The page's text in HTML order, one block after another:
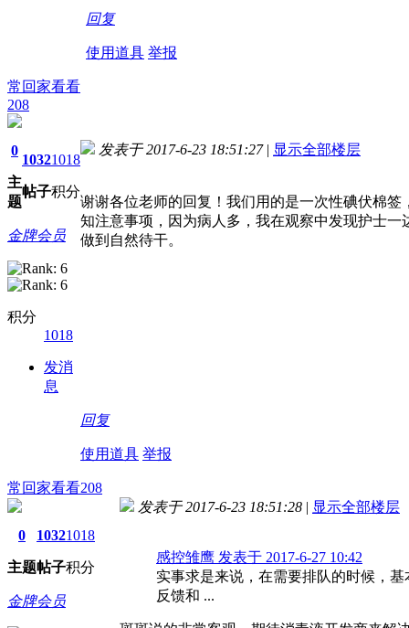
回复
使用道具 举报
常回家看看
208
0
主
题
1032
帖子
1018
积分
金牌会员
积分
1018
发消
息
发表于 2017-6-23 18:51:27 | 显示全部楼层
谢谢各位老师的回复！我们用的是一次性碘伏棉
知注意事项，因为病人多，我在观察中发现护士
做到自然待干。
回复
使用道具 举报
常回家看看208
0
主题
1032
帖子
1018
积分
金牌会员
发表于 2017-6-23 18:51:28 | 显示全部楼层
感控雏鹰 发表于 2017-6-27 10:42
实事求是来说，在需要排队的时候，
反馈和 ...